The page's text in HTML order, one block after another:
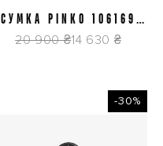
СУМКА PINKO 106169
A0QO Z14Q
20 900 ₴14 630 ₴
-30%